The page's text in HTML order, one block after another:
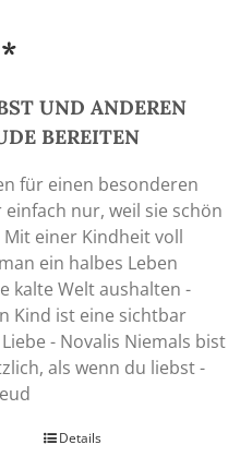
UND ANDEREN
BEREITEN
für einen besonderen
einfach nur, weil sie schön
Mit einer Kindheit voll
ein halbes Leben
kalte Welt aushalten -
Kind ist eine sichtbar
- Novalis Niemals bist
als wenn du liebst -
Details